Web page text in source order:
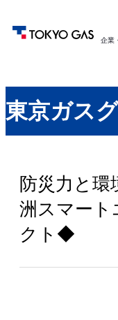
企業
東京ガス
防災力と
洲スマート
クト◆